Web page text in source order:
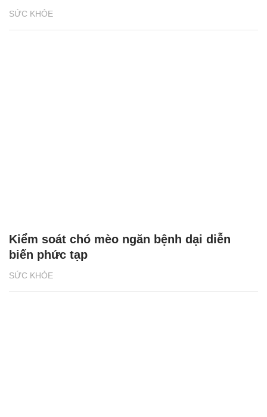
SỨC KHỎE
SỨC KHỎE
Kiểm soát chó mèo ngăn bệnh dại diễn
biến phức tạp